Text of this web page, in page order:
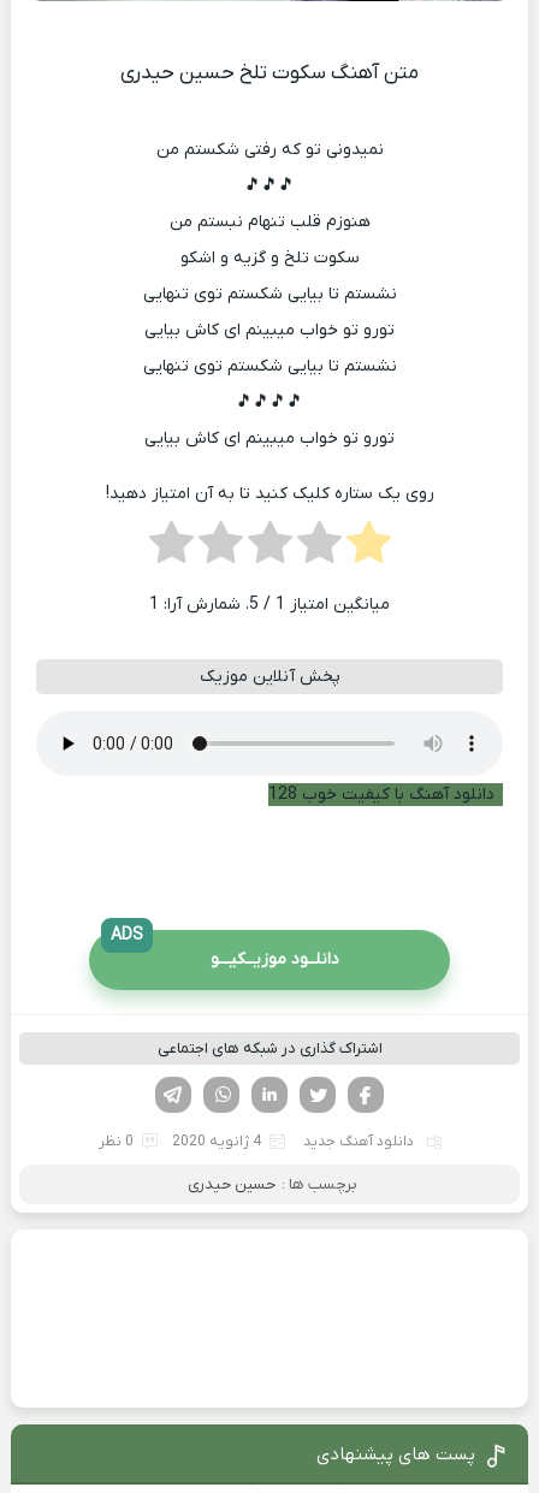
متن آهنگ سکوت تلخ حسین حیدری
نمیدونی تو که رفتی شکستم من
🎵🎵🎵
هنوزم قلب تنهام نبستم من
سکوت تلخ و گزیه و اشکو
نشستم تا بیایی شکستم توی تنهایی
تورو تو خواب میبینم ای کاش بیایی
نشستم تا بیایی شکستم توی تنهایی
🎵🎵🎵🎵
تورو تو خواب میبینم ای کاش بیایی
روی یک ستاره کلیک کنید تا به آن امتیاز دهید!
میانگین امتیاز 1 / 5. شمارش آرا: 1
پخش آنلاین موزیک
دانلود آهنگ با کیفیت خوب 128
دانلــود موزیــکیـــو
ADS
اشتراک گذاری در شبکه های اجتماعی
لینکدین تویتر
فیسوک
دانلود آهنگ جدید 4 ژانویه 2020 0 نظر
برچسب ها : حسین حیدری
پست های پیشنهادی